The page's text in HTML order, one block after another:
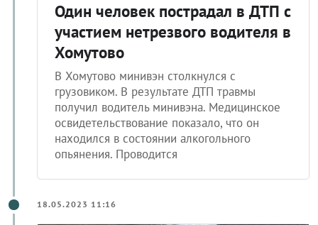
Один человек пострадал в ДТП с
участием нетрезвого водителя в
Хомутово
В Хомутово минивэн столкнулся с
грузовиком. В результате ДТП травмы
получил водитель минивэна. Медицинское
освидетельствование показало, что он
находился в состоянии алкогольного
опьянения. Проводится
18.05.2023 11:16